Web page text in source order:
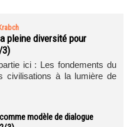
pleine diversité pour
3)
ici : Les fondements du
civilisations à la lumière de
modèle de dialogue